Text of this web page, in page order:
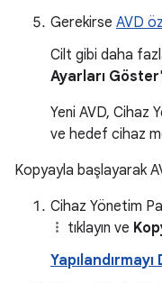
Gerekirse AVD
Cilt gibi daha
Ayarları Göster
Yeni AVD, Cihaz
ve hedef cihaz
Kopyayla başlayarak
Cihaz Yönetim
tıklayın ve